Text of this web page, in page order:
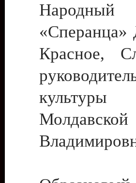
Народный
«Сперанца»
Красное,